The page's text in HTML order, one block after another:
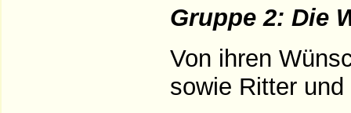
Gruppe 2: Die
Von ihren
sowie Ritter